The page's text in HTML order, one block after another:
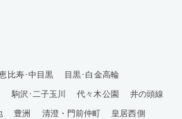
比寿･中目黒
目黒･白金高輪
駒沢･二子玉川 代々木公園
井の頭線
豊洲 清澄・門前仲町
皇居西側